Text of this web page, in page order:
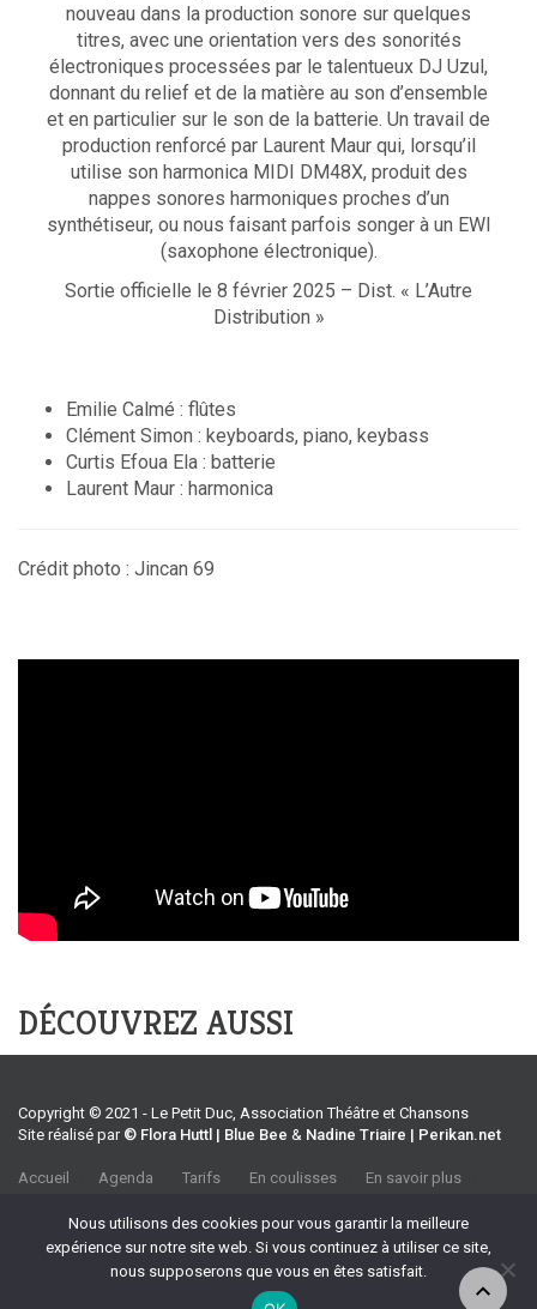
nouveau dans la production sonore sur quelques
titres, avec une orientation vers des sonorités
électroniques processées par le talentueux DJ Uzul,
donnant du relief et de la matière au son d’ensemble
et en particulier sur le son de la batterie. Un travail de
production renforcé par Laurent Maur qui, lorsqu’il
utilise son harmonica MIDI DM48X, produit des
nappes sonores harmoniques proches d’un
synthétiseur, ou nous faisant parfois songer à un EWI
(saxophone électronique).
Sortie officielle le 8 février 2025 – Dist. « L’Autre
Distribution »
Emilie Calmé : flûtes
Clément Simon : keyboards, piano, keybass
Curtis Efoua Ela : batterie
Laurent Maur : harmonica
Crédit photo : Jincan 69
DÉCOUVREZ AUSSI
Copyright © 2021 - Le Petit Duc, Association Théâtre et Chansons
Site réalisé par © Flora Huttl | Blue Bee & Nadine Triaire | Perikan.net
Accueil Agenda Tarifs En coulisses
En savoir plus
Association Théâtre et Chansons
35 rue Emile Tavan, 13100 Aix-en-Provence
04 42 27 37 39
Nous utilisons des cookies pour vous garantir la meilleure
expérience sur notre site web. Si vous continuez à utiliser ce site,
nous supposerons que vous en êtes satisfait.